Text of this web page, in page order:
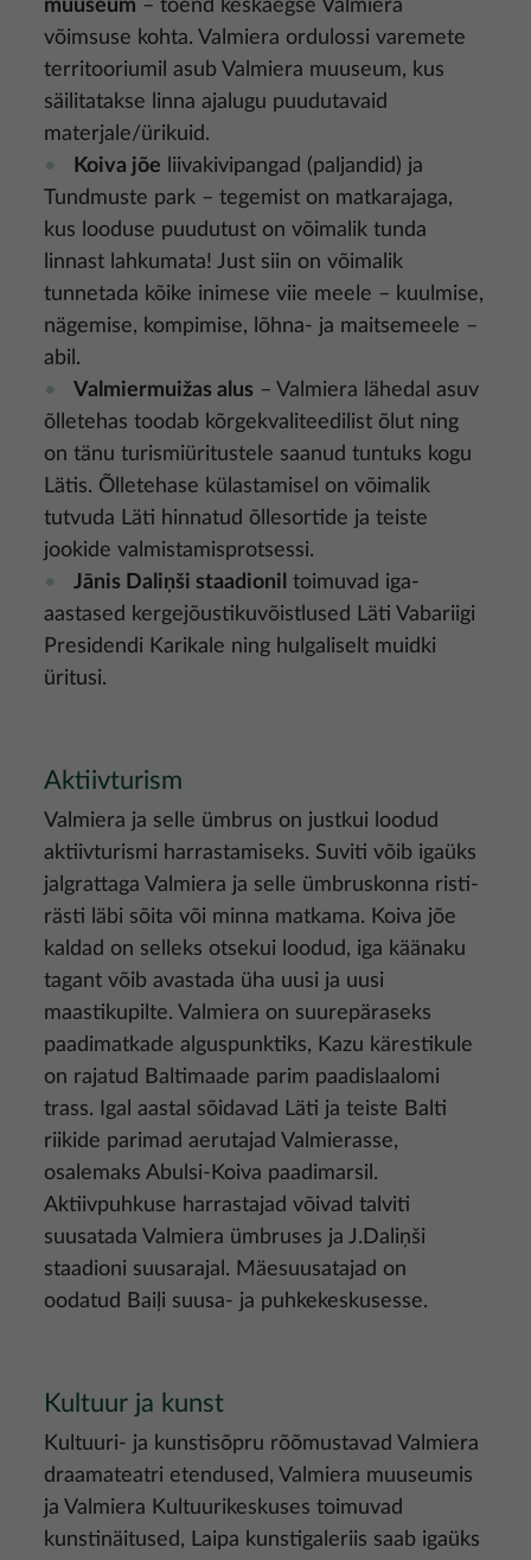
muuseum – tõend keskaegse Valmiera
võimsuse kohta. Valmiera ordulossi varemete
territooriumil asub Valmiera muuseum, kus
säilitatakse linna ajalugu puudutavaid
materjale/ürikuid.
Koiva jõe liivakivipangad (paljandid) ja
Tundmuste park – tegemist on matkarajaga,
kus looduse puudutust on võimalik tunda
linnast lahkumata! Just siin on võimalik
tunnetada kõike inimese viie meele – kuulmise,
nägemise, kompimise, lõhna- ja maitsemeele –
abil.
Valmiermuižas alus – Valmiera lähedal asuv
õlletehas toodab kõrgekvaliteedilist õlut ning
on tänu turismiüritustele saanud tuntuks kogu
Lätis. Õlletehase külastamisel on võimalik
tutvuda Läti hinnatud õllesortide ja teiste
jookide valmistamisprotsessi.
Jānis Daliņši staadionil toimuvad iga-
aastased kergejõustikuvõistlused Läti Vabariigi
Presidendi Karikale ning hulgaliselt muidki
üritusi.
Aktiivturism
Valmiera ja selle ümbrus on justkui loodud
aktiivturismi harrastamiseks. Suviti võib igaüks
jalgrattaga Valmiera ja selle ümbruskonna risti-
rästi läbi sõita või minna matkama. Koiva jõe
kaldad on selleks otsekui loodud, iga käänaku
tagant võib avastada üha uusi ja uusi
maastikupilte. Valmiera on suurepäraseks
paadimatkade alguspunktiks, Kazu kärestikule
on rajatud Baltimaade parim paadislaalomi
trass. Igal aastal sõidavad Läti ja teiste Balti
riikide parimad aerutajad Valmierasse,
osalemaks Abulsi-Koiva paadimarsil.
Aktiivpuhkuse harrastajad võivad talviti
suusatada Valmiera ümbruses ja J.Daliņši
staadioni suusarajal. Mäesuusatajad on
oodatud Baiļi suusa- ja puhkekeskusesse.
Kultuur ja kunst
Kultuuri- ja kunstisõpru rõõmustavad Valmiera
draamateatri etendused, Valmiera muuseumis
ja Valmiera Kultuurikeskuses toimuvad
kunstinäitused, Laipa kunstigaleriis saab igaüks